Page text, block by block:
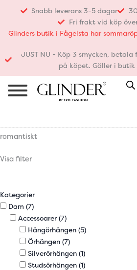
innehåll
Snabb leverans 3-5 dagar
Fri frakt vid köp
Glinders butik i Fågelsta har
JUST NU - Köp 3 smycken,
på köpet. Gäller i butik
romantiskt
Visa filter
Kategorier
Dam (7)
Accessoarer (7)
Hängörhängen (5)
Örhängen (7)
Silverörhängen (1)
Studsörhängen (1)